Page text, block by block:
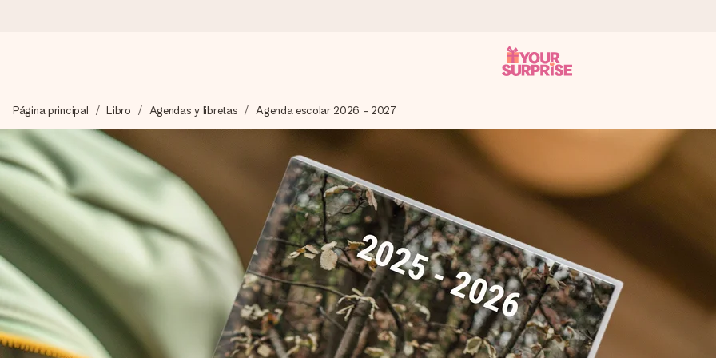
Preparamos tu regalo con cuidado y lo enviamos al vuelo, para que lo entregues en el momento perfecto, cuando más importa.
4,5 (basado en +15.000 opiniones)
Nuestros regalos inspiran. Los clientes nos dan un 4,5 en Google Reviews.
Tarjeta de felicitación gratuita
Crea algo único en pocos pasos – con su nombre, tu foto o un mensaje que llegue al corazón. Sin complicaciones, solo todo el
momento.
Página principal Libro Agendas y libretas Agenda escolar 2026 - 2027